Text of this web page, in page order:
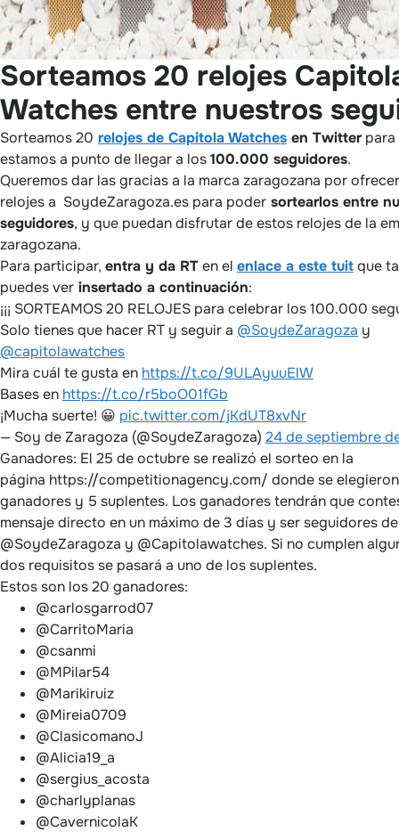
Sorteamos 20 relojes
Watches entre nuestros
Sorteamos 20 relojes de Capitola Watches en Twitterpara
estamos a punto de llegar a los100.000 seguidores.
Queremos dar las gracias a la marca zaragozana por
relojes a SoydeZaragoza.es para poder sortearlos entre
seguidores, y que puedan disfrutar de estos relojes de la
zaragozana.
Para participar, entra y da RTen el enlace a este tuitque
puedes ver insertado a continuación:
¡¡¡ SORTEAMOS 20 RELOJES para celebrar los 100.000
Solo tienes que hacer RT y seguir a @SoydeZaragoza y
@capitolawatches
Mira cuál te gusta en https://t.co/9ULAyuuElW
Bases en https://t.co/r5boO01fGb
¡Mucha suerte! 😀 pic.twitter.com/jKdUT8xvNr
— Soy de Zaragoza (@SoydeZaragoza) 24 de septiembre
Ganadores: El 25 de octubre se realizó el sorteo en la
página https://competitionagency.com/ donde se
ganadores y 5 suplentes. Los ganadores tendrán que
mensaje directo en un máximo de 3 días y ser seguidores
@SoydeZaragoza y @Capitolawatches. Si no cumplen
dos requisitos se pasará a uno de los suplentes.
Estos son los 20 ganadores:
@carlosgarrod07
@CarritoMaria
@csanmi
@MPilar54
@Marikiruiz
@Mireia0709
@ClasicomanoJ
@Alicia19_a
@sergius_acosta
@charlyplanas
@CavernicolaK